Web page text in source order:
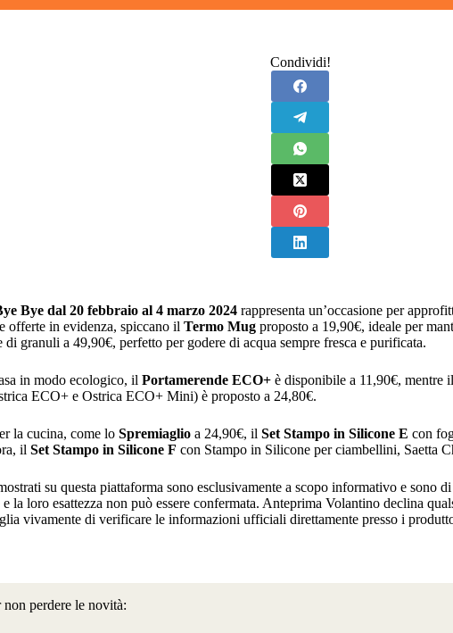
Condividi!
Bye dal 20 febbraio al 4 marzo 2024 rappresenta un’occasione per
offerte in evidenza, spiccano il Termo Mug proposto a 19,90€, ideale per
granuli a 49,90€, perfetto per godere di acqua sempre fresca e purificata.
in modo ecologico, il Portamerende ECO+ è disponibile a 11,90€, mentre il
ECO+ e Ostrica ECO+ Mini) è proposto a 24,80€.
la cucina, come lo Spremiaglio a 24,90€, il Set Stampo in Silicone E con
il Set Stampo in Silicone F con Stampo in Silicone per ciambellini, Saetta
su questa piattaforma sono esclusivamente a scopo informativo e sono
la loro esattezza non può essere confermata. Anteprima Volantino declina
vivamente di verificare le informazioni ufficiali direttamente presso i
non perdere le novità: